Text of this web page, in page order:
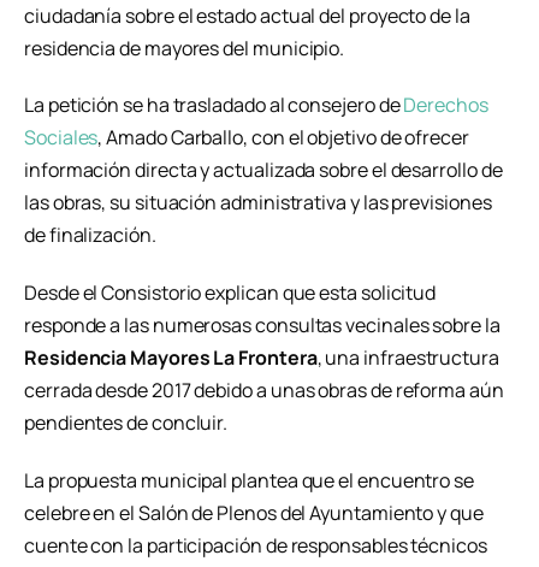
ciudadanía sobre el estado actual del proyecto de la
residencia de mayores del municipio.
La petición se ha trasladado al consejero deDerechos
Sociales,Amado Carballo, con el objetivo de ofrecer
información directa y actualizada sobre el desarrollo de
las obras, su situación administrativa y las previsiones
de finalización.
Desde el Consistorio explican que esta solicitud
responde a las numerosas consultas vecinales sobre la
Residencia Mayores La Frontera, una infraestructura
cerrada desde 2017 debido a unas obras de reforma aún
pendientes de concluir.
La propuesta municipal plantea que el encuentro se
celebre en el Salón de Plenos del Ayuntamiento y que
cuente con la participación de responsables técnicos